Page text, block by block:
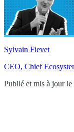
Sylvain Fievet
CEO, Chief
Publié et mis à jour